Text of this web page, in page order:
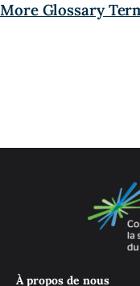
More Glossary
À propos de nous